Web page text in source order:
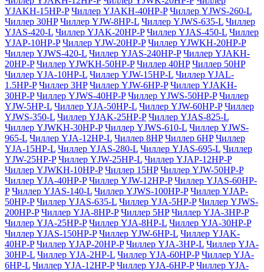
YJAKH-15HP-P Чиллер YJAKH-40HP-P Чиллер YJWS-260-L
Чиллер 30HP Чиллер YJW-8HP-L Чиллер YJWS-635-L Чиллер
YJAS-420-L Чиллер YJAK-20HP-P Чиллер YJAS-450-L Чиллер
YJAP-10HP-P Чиллер YJW-20HP-P Чиллер YJWKH-20HP-P
Чиллер YJWS-420-L Чиллер YJAS-240HP-P Чиллер YJAKH-
20HP-P Чиллер YJWKH-50HP-P Чиллер 40HP Чиллер 50HP
Чиллер YJA-10HP-L Чиллер YJW-15HP-L Чиллер YJAL-
1.5HP-P Чиллер 3HP Чиллер YJW-6HP-P Чиллер YJAKH-
30HP-P Чиллер YJWS-40HP-P Чиллер YJWS-50HP-P Чиллер
YJW-5HP-L Чиллер YJA-50HP-L Чиллер YJW-60HP-P Чиллер
YJWS-350-L Чиллер YJAK-25HP-P Чиллер YJAS-825-L
Чиллер YJWKH-30HP-P Чиллер YJWS-610-L Чиллер YJWS-
965-L Чиллер YJA-12HP-L Чиллер 8HP Чиллер 6HP Чиллер
YJA-15HP-L Чиллер YJAS-280-L Чиллер YJAS-695-L Чиллер
YJW-25HP-P Чиллер YJW-25HP-L Чиллер YJAP-12HP-P
Чиллер YJWKH-10HP-P Чиллер 15HP Чиллер YJW-50HP-P
Чиллер YJA-40HP-P Чиллер YJW-12HP-P Чиллер YJAS-60HP-
P Чиллер YJAS-140-L Чиллер YJWS-100HP-P Чиллер YJAP-
50HP-P Чиллер YJAS-635-L Чиллер YJA-5HP-P Чиллер YJWS-
200HP-P Чиллер YJA-8HP-P Чиллер 5HP Чиллер YJA-3HP-P
Чиллер YJA-25HP-P Чиллер YJA-8HP-L Чиллер YJA-30HP-P
Чиллер YJAS-150HP-P Чиллер YJW-6HP-L Чиллер YJAK-
40HP-P Чиллер YJAP-20HP-P Чиллер YJA-3HP-L Чиллер YJA-
30HP-L Чиллер YJA-2HP-L Чиллер YJA-60HP-P Чиллер YJA-
6HP-L Чиллер YJA-12HP-P Чиллер YJA-6HP-P Чиллер YJA-